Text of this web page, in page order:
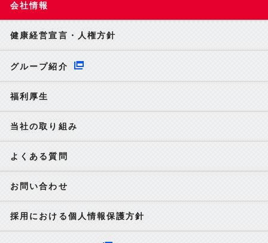
会社情報
健康経営宣言・人権方針
グループ紹介
福利厚生
当社の取り組み
よくある質問
お問い合わせ
採用における個人情報保護方針